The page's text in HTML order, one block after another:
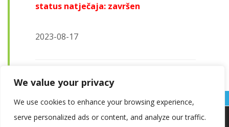
We value your privacy
We use cookies to enhance your browsing experience,
serve personalized ads or content, and analyze our traffic.
status natječaja: završen
2023-08-17
Koristimo kolačiće kako bismo vam pružili najbolje iskustvo na